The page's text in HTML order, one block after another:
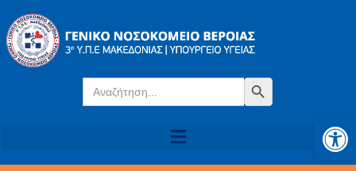
Search
for:
Search Button